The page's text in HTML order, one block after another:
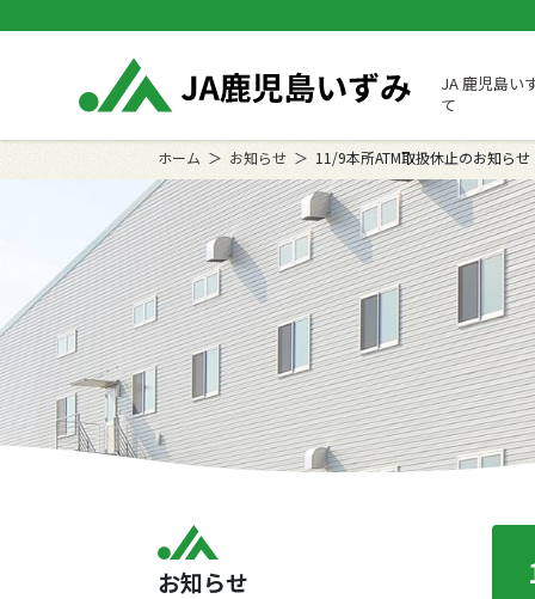
JA 鹿児島い
て
ホーム お知らせ 11/9本所ATM取扱休止のお知らせ
お知らせ